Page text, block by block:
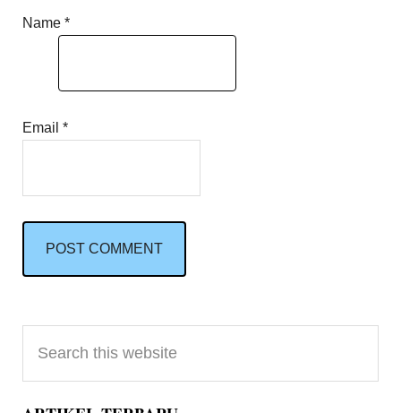
Name*
Email*
Primary
Sidebar
this
website